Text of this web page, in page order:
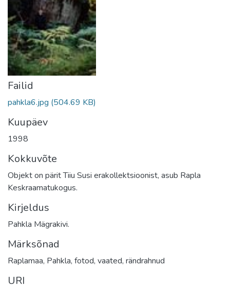
Failid
pahkla6.jpg (504.69 KB)
Kuupäev
1998
Kokkuvõte
Objekt on pärit Tiiu Susi erakollektsioonist, asub Rapla
Keskraamatukogus.
Kirjeldus
Pahkla Mägrakivi.
Märksõnad
Raplamaa, Pahkla, fotod, vaated, rändrahnud
URI